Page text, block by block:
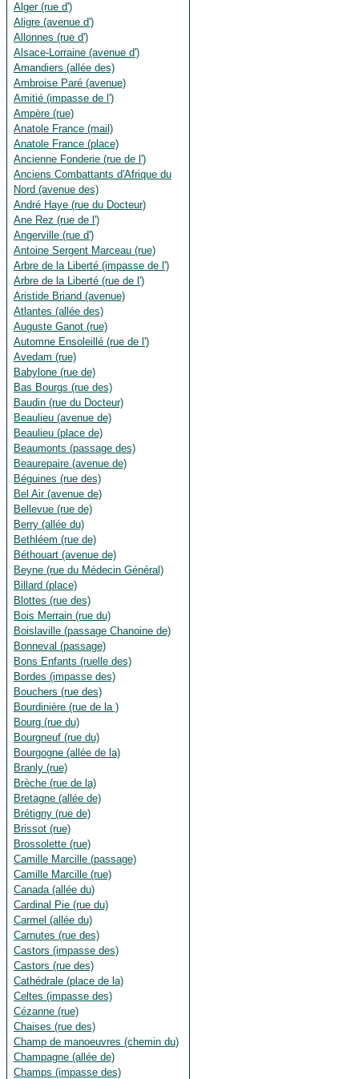
Alger (rue d')
Aligre (avenue d')
Allonnes (rue d')
Alsace-Lorraine (avenue d')
Amandiers (allée des)
Ambroise Paré (avenue)
Amitié (impasse de l')
Ampère (rue)
Anatole France (mail)
Anatole France (place)
Ancienne Fonderie (rue de l')
Anciens Combattants d'Afrique du
Nord (avenue des)
André Haye (rue du Docteur)
Ane Rez (rue de l')
Angerville (rue d')
Antoine Sergent Marceau (rue)
Arbre de la Liberté (impasse de l')
Arbre de la Liberté (rue de l')
Aristide Briand (avenue)
Atlantes (allée des)
Auguste Ganot (rue)
Automne Ensoleillé (rue de l')
Avedam (rue)
Babylone (rue de)
Bas Bourgs (rue des)
Baudin (rue du Docteur)
Beaulieu (avenue de)
Beaulieu (place de)
Beaumonts (passage des)
Beaurepaire (avenue de)
Béguines (rue des)
Bel Air (avenue de)
Bellevue (rue de)
Berry (allée du)
Bethléem (rue de)
Béthouart (avenue de)
Beyne (rue du Médecin Général)
Billard (place)
Blottes (rue des)
Bois Merrain (rue du)
Boislaville (passage Chanoine de)
Bonneval (passage)
Bons Enfants (ruelle des)
Bordes (impasse des)
Bouchers (rue des)
Bourdinière (rue de la )
Bourg (rue du)
Bourgneuf (rue du)
Bourgogne (allée de la)
Branly (rue)
Brèche (rue de la)
Bretagne (allée de)
Brétigny (rue de)
Brissot (rue)
Brossolette (rue)
Camille Marcille (passage)
Camille Marcille (rue)
Canada (allée du)
Cardinal Pie (rue du)
Carmel (allée du)
Carnutes (rue des)
Castors (impasse des)
Castors (rue des)
Cathédrale (place de la)
Celtes (impasse des)
Cézanne (rue)
Chaises (rue des)
Champ de manoeuvres (chemin du)
Champagne (allée de)
Champs (impasse des)